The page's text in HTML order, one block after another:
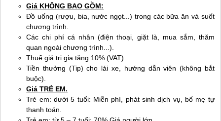
Giá KHÔNG BAO GỒM:
Đồ uống (rượu, bia, nước ngọt...) trong các bữa ăn và suốt
chương trình.
Các chi phí cá nhân (điện thoại, giặt là, mua sắm, thăm
quan ngoài chương trình...).
Thuế giá trị gia tăng 10% (VAT)
Tiền thưởng (Tip) cho lái xe, hướng dẫn viên (không bắt
buộc).
Giá TRẺ EM.
Trẻ em: dưới 5 tuổi: Miễn phí, phát sinh dịch vụ, bố mẹ tự
thanh toán.